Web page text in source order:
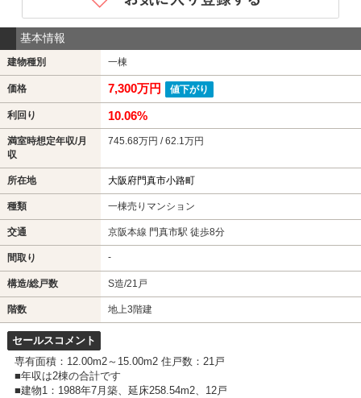
基本情報
建物種別 一棟
価格 7,300万円 値下がり
利回り 10.06%
満室時想定年収/月
収
745.68万円 / 62.1万円
所在地 大阪府門真市小路町
種類 一棟売りマンション
交通 京阪本線 門真市駅 徒歩8分
間取り -
構造/総戸数 S造/21戸
階数 地上3階建
セールスコメント
専有面積：12.00m2～15.00m2 住戸数：21戸
■年収は2棟の合計です
■建物1：1988年7月築、延床258.54m2、12戸